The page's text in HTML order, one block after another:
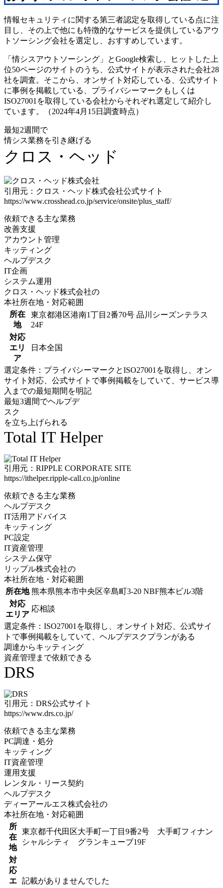
情報セキュリティに関する第三者認定を取得している点に注
目し、その上で他にも特徴的なサービスを提供しているアウ
トソーシング会社を選定し、おすすめしています。
「情シスアウトソーシング」とGoogle検索し、ヒットした上
位50ページのサイトのうち、公式サイトが表示された会社28
社を調査。そこから、オンサイト対応している、公式サイト
に事例を掲載している、プライバシーマークもしくは
ISO27001を取得している会社からそれぞれ選定して紹介し
ています。（2024年4月15日調査時点）
最短2週間で
情シス業務を引き継げる
クロス・ヘッド
引用元：クロス・ヘッド株式会社公式サイト
https://www.crosshead.co.jp/service/onsite/plus_staff/
依頼できる主な業務
改善支援
アカウント管理
キッティング
ヘルプデスク
IT企画
システム運用
クロス・ヘッド株式会社の
本社所在地・対応範囲
所在
地
東京都港区港南1丁目2番70号 品川シーズンテラス
24F
対応
エリ
ア
日本全国
選定条件：プライバシーマークとISO27001を取得し、オン
サイト対応、公式サイトで事例掲載をしていて、サービス導
入までの最短期間を明記
最短3週間でヘルプデ
スク
を立ち上げられる
Total IT Helper
引用元：RIPPLE CORPORATE SITE
https://ithelper.ripple-call.co.jp/online
依頼できる主な業務
ヘルプデスク
IT活用アドバイス
キッティング
PC設定
IT資産管理
システム保守
リップル株式会社の
本社所在地・対応範囲
所在地 熊本県熊本市中央区辛島町3-20 NBF熊本ビル3階
対応
エリア
応相談
選定条件：ISO27001を取得し、オンサイト対応、公式サイ
トで事例掲載をしていて、ヘルプデスクプランがある
調達からキッティング
資産管理まで依頼できる
DRS
引用元：DRS公式サイト
https://www.drs.co.jp/
依頼できる主な業務
PC調達・処分
キッティング
IT資産管理
運用支援
レンタル・リース契約
ヘルプデスク
ディーアールエス株式会社の
本社所在地・対応範囲
所
在
地
東京都千代田区大手町一丁目9番2号 大手町フィナン
シャルシティ グランキューブ19F
対
応
エ
記載がありませんでした